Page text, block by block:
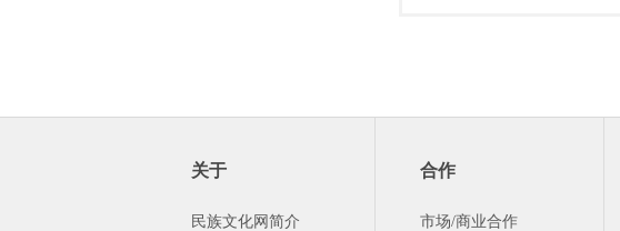
关于
民族文化网简介
合作
市场/商业合作